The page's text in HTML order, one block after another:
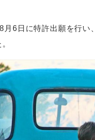
月6日に特許出願を行